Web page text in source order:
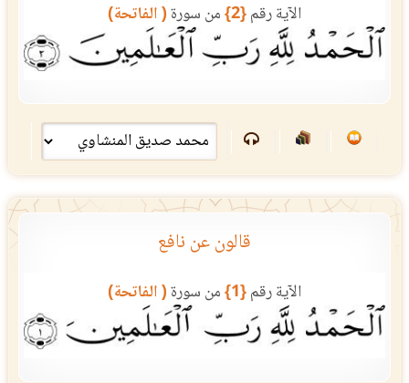
الآية رقم{2} من سورة( الفاتحة)
قالون عن نافع
الآية رقم{1} من سورة( الفاتحة)